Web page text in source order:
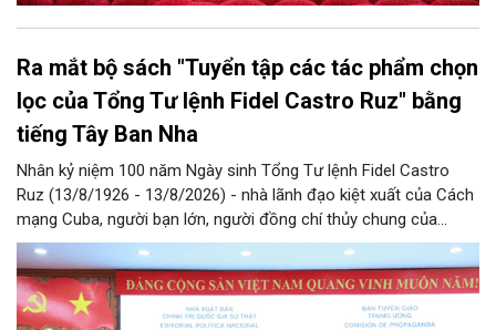
Ra mắt bộ sách "Tuyển tập các tác phẩm chọn
lọc của Tổng Tư lệnh Fidel Castro Ruz" bằng
tiếng Tây Ban Nha
Nhân kỷ niệm 100 năm Ngày sinh Tổng Tư lệnh Fidel Castro
Ruz (13/8/1926 - 13/8/2026) - nhà lãnh đạo kiệt xuất của Cách
mạng Cuba, người bạn lớn, người đồng chí thủy chung của
Đảng, Nhà nước và nhân dân Việt Nam, chiều 5/8, tại Hà Nội,
Nhà xuất bản Chính trị quốc gia Sự thật phối hợp với Ban Tuyên
giáo Trung ương tổ chức Lễ giới thiệu bộ sách “Tuyển tập các
tác phẩm chọn lọc của Tổng Tư lệnh Fidel Castro Ruz” gồm 24